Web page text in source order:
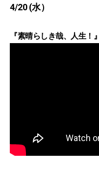
4/20 (水）
『素晴らしき哉、人生！